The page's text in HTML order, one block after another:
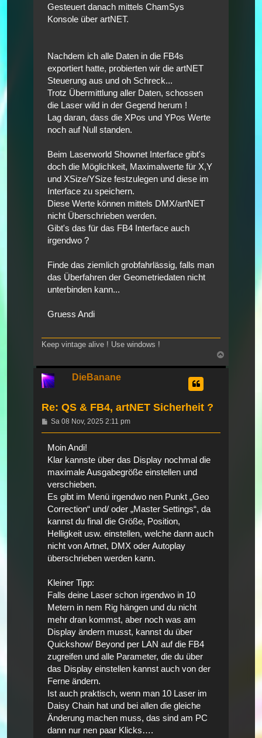
Gesteuert danach mittels ChamSys
Konsole über artNET.
Nachdem ich alle Daten in die FB4s
exportiert hatte, probierten wir die artNET
Steuerung aus und oh Schreck...
Trotz Übermittlung aller Daten, schossen
die Laser wild in der Gegend herum !
Lag daran, dass die XPos und YPos Werte
noch auf Null standen.
Beim Laserworld Shownet Interface gibt's
doch die Möglichkeit, Maximalwerte für X,Y
und XSize/YSize festzulegen und diese im
Interface zu speichern.
Diese Werte können mittels DMX/artNET
nicht Überschrieben werden.
Gibt's das für das FB4 Interface auch
irgendwo ?
Finde das ziemlich grobfahrlässig, falls man
das Überfahren der Geometriedaten nicht
unterbinden kann...
Gruess Andi
Keep vintage alive ! Use windows !
DieBanane
Re: QS & FB4, artNET Sicherheit ?
Beitrag
Sa 08 Nov, 2025 2:11 pm
Moin Andi!
Klar kannste über das Display nochmal die
maximale Ausgabegröße einstellen und
verschieben.
Es gibt im Menü irgendwo nen Punkt „Geo
Correction“ und/ oder „Master Settings“, da
kannst du final die Größe, Position,
Helligkeit usw. einstellen, welche dann auch
nicht von Artnet, DMX oder Autoplay
überschrieben werden kann.
Kleiner Tipp:
Falls deine Laser schon irgendwo in 10
Metern in nem Rig hängen und du nicht
mehr dran kommst, aber noch was am
Display ändern musst, kannst du über
Quickshow/ Beyond per LAN auf die FB4
zugreifen und alle Parameter, die du über
das Display einstellen kannst auch von der
Ferne ändern.
Ist auch praktisch, wenn man 10 Laser im
Daisy Chain hat und bei allen die gleiche
Änderung machen muss, das sind am PC
dann nur nen paar Klicks….